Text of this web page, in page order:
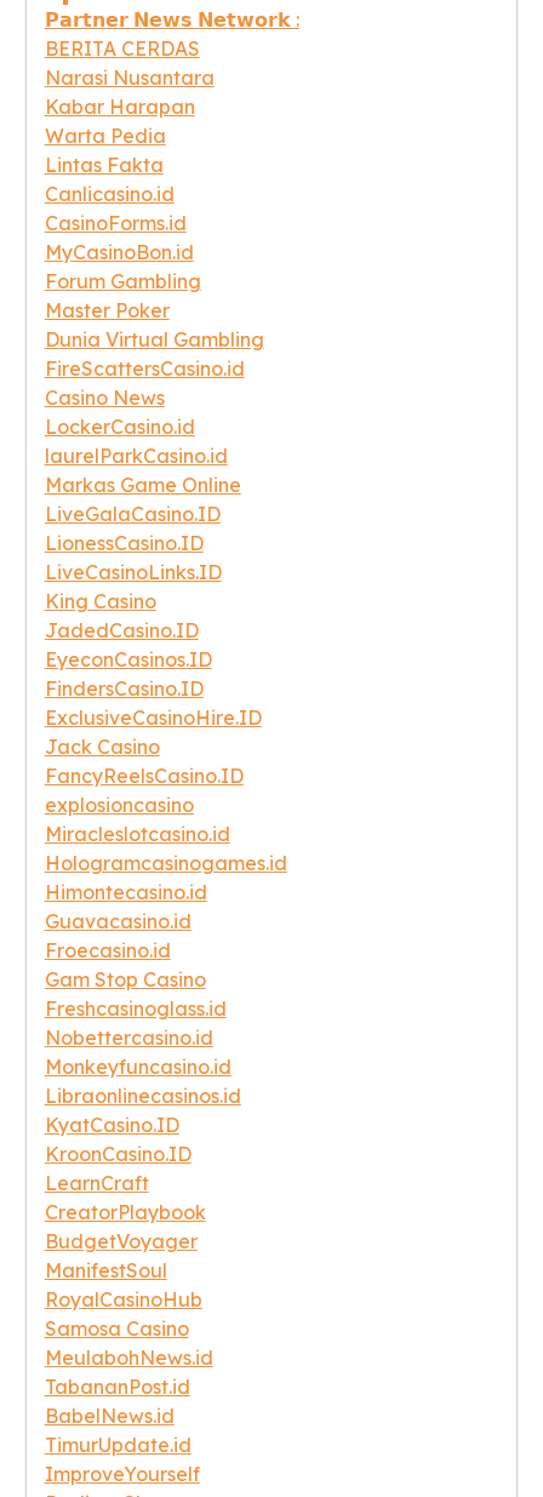
𝗣𝗮𝗿𝘁𝗻𝗲𝗿 𝗡𝗲𝘄𝘀 𝗡𝗲𝘁𝘄𝗼𝗿𝗸 :
BERITA CERDAS
Narasi Nusantara
Kabar Harapan
Warta Pedia
Lintas Fakta
Canlicasino.id
CasinoForms.id
MyCasinoBon.id
Forum Gambling
Master Poker
Dunia Virtual Gambling
FireScattersCasino.id
Casino News
LockerCasino.id
laurelParkCasino.id
Markas Game Online
LiveGalaCasino.ID
LionessCasino.ID
LiveCasinoLinks.ID
King Casino
JadedCasino.ID
EyeconCasinos.ID
FindersCasino.ID
ExclusiveCasinoHire.ID
Jack Casino
FancyReelsCasino.ID
explosioncasino
Miracleslotcasino.id
Hologramcasinogames.id
Himontecasino.id
Guavacasino.id
Froecasino.id
Gam Stop Casino
Freshcasinoglass.id
Nobettercasino.id
Monkeyfuncasino.id
Libraonlinecasinos.id
KyatCasino.ID
KroonCasino.ID
LearnCraft
CreatorPlaybook
BudgetVoyager
ManifestSoul
RoyalCasinoHub
Samosa Casino
MeulabohNews.id
TabananPost.id
BabelNews.id
TimurUpdate.id
ImproveYourself